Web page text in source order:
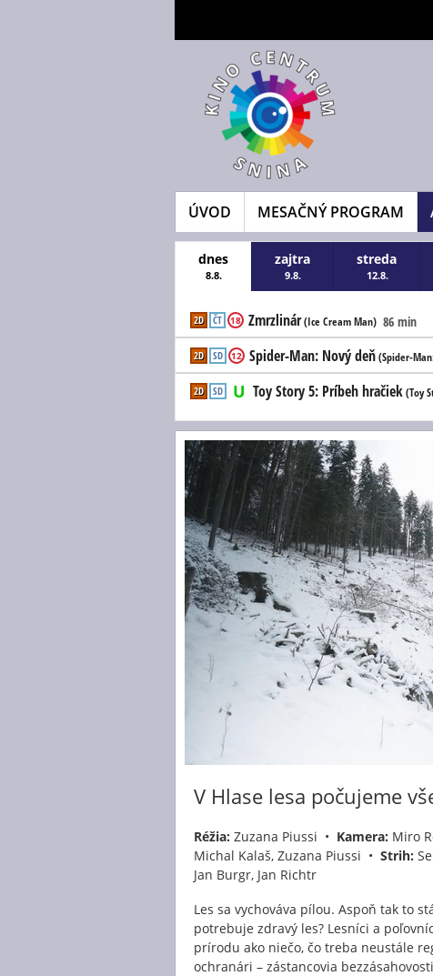
ÚVOD MESAČNÝ PROGRAM
dnes
8.8.
zajtra
9.8.
streda
12.8.
Zmrzlinár(Ice Cream Man) 86 min
2D ČT 18
Spider-Man: Nový deň(Spider-
2D SD 12
Toy Story 5: Príbeh hračiek(Toy
2D SD
V Hlase lesa počujeme
Réžia: Zuzana Piussi • Kamera: Miro
Michal Kalaš, Zuzana Piussi • Strih:
Jan Burgr, Jan Richtr
Les sa vychováva pílou. Aspoň tak to
potrebuje zdravý les? Lesníci a
prírodu ako niečo, čo treba neustále
ochranári – zástancovia